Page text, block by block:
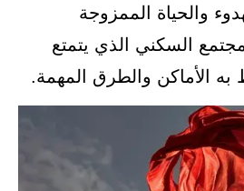
والحياة الممزوجة
السكني الذي يتمتع
به الأماكن والطرق المهمة.